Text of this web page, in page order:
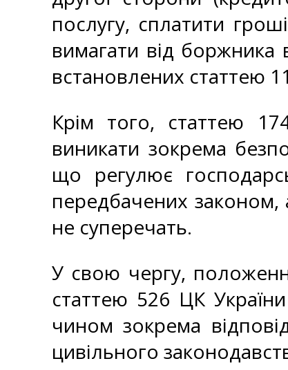
послугу, сплатити
вимагати від боржника
встановлених статтею
Крім того, статтею
виникати зокрема
що регулює
передбачених законом,
не суперечать.
У свою чергу,
статтею 526 ЦК
чином зокрема
цивільного